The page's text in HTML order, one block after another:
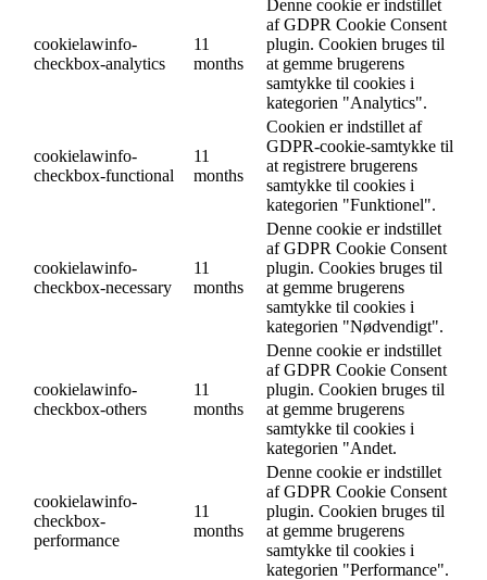
cookielawinfo-
checkbox-analytics
11
months
Denne cookie er indstillet
af GDPR Cookie Consent
plugin. Cookien bruges til
at gemme brugerens
samtykke til cookies i
kategorien "Analytics".
cookielawinfo-
checkbox-functional
11
months
Cookien er indstillet af
GDPR-cookie-samtykke til
at registrere brugerens
samtykke til cookies i
kategorien "Funktionel".
cookielawinfo-
checkbox-necessary
11
months
Denne cookie er indstillet
af GDPR Cookie Consent
plugin. Cookies bruges til
at gemme brugerens
samtykke til cookies i
kategorien "Nødvendigt".
cookielawinfo-
checkbox-others
11
months
Denne cookie er indstillet
af GDPR Cookie Consent
plugin. Cookien bruges til
at gemme brugerens
samtykke til cookies i
kategorien "Andet.
cookielawinfo-
checkbox-
performance
11
months
Denne cookie er indstillet
af GDPR Cookie Consent
plugin. Cookien bruges til
at gemme brugerens
samtykke til cookies i
kategorien "Performance".